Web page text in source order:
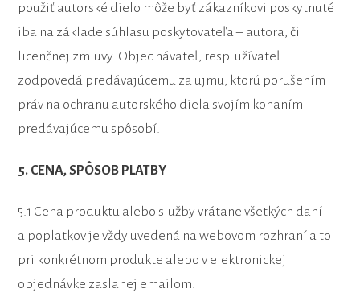
použiť autorské dielo môže byť zákazníkovi poskytnuté
iba na základe súhlasu poskytovateľa – autora, či
licenčnej zmluvy. Objednávateľ, resp. užívateľ
zodpovedá predávajúcemu za ujmu, ktorú porušením
práv na ochranu autorského diela svojím konaním
predávajúcemu spôsobí.
5. CENA, SPÔSOB PLATBY
5.1 Cena produktu alebo služby vrátane všetkých daní
a poplatkov je vždy uvedená na webovom rozhraní a to
pri konkrétnom produkte alebo v elektronickej
objednávke zaslanej emailom.